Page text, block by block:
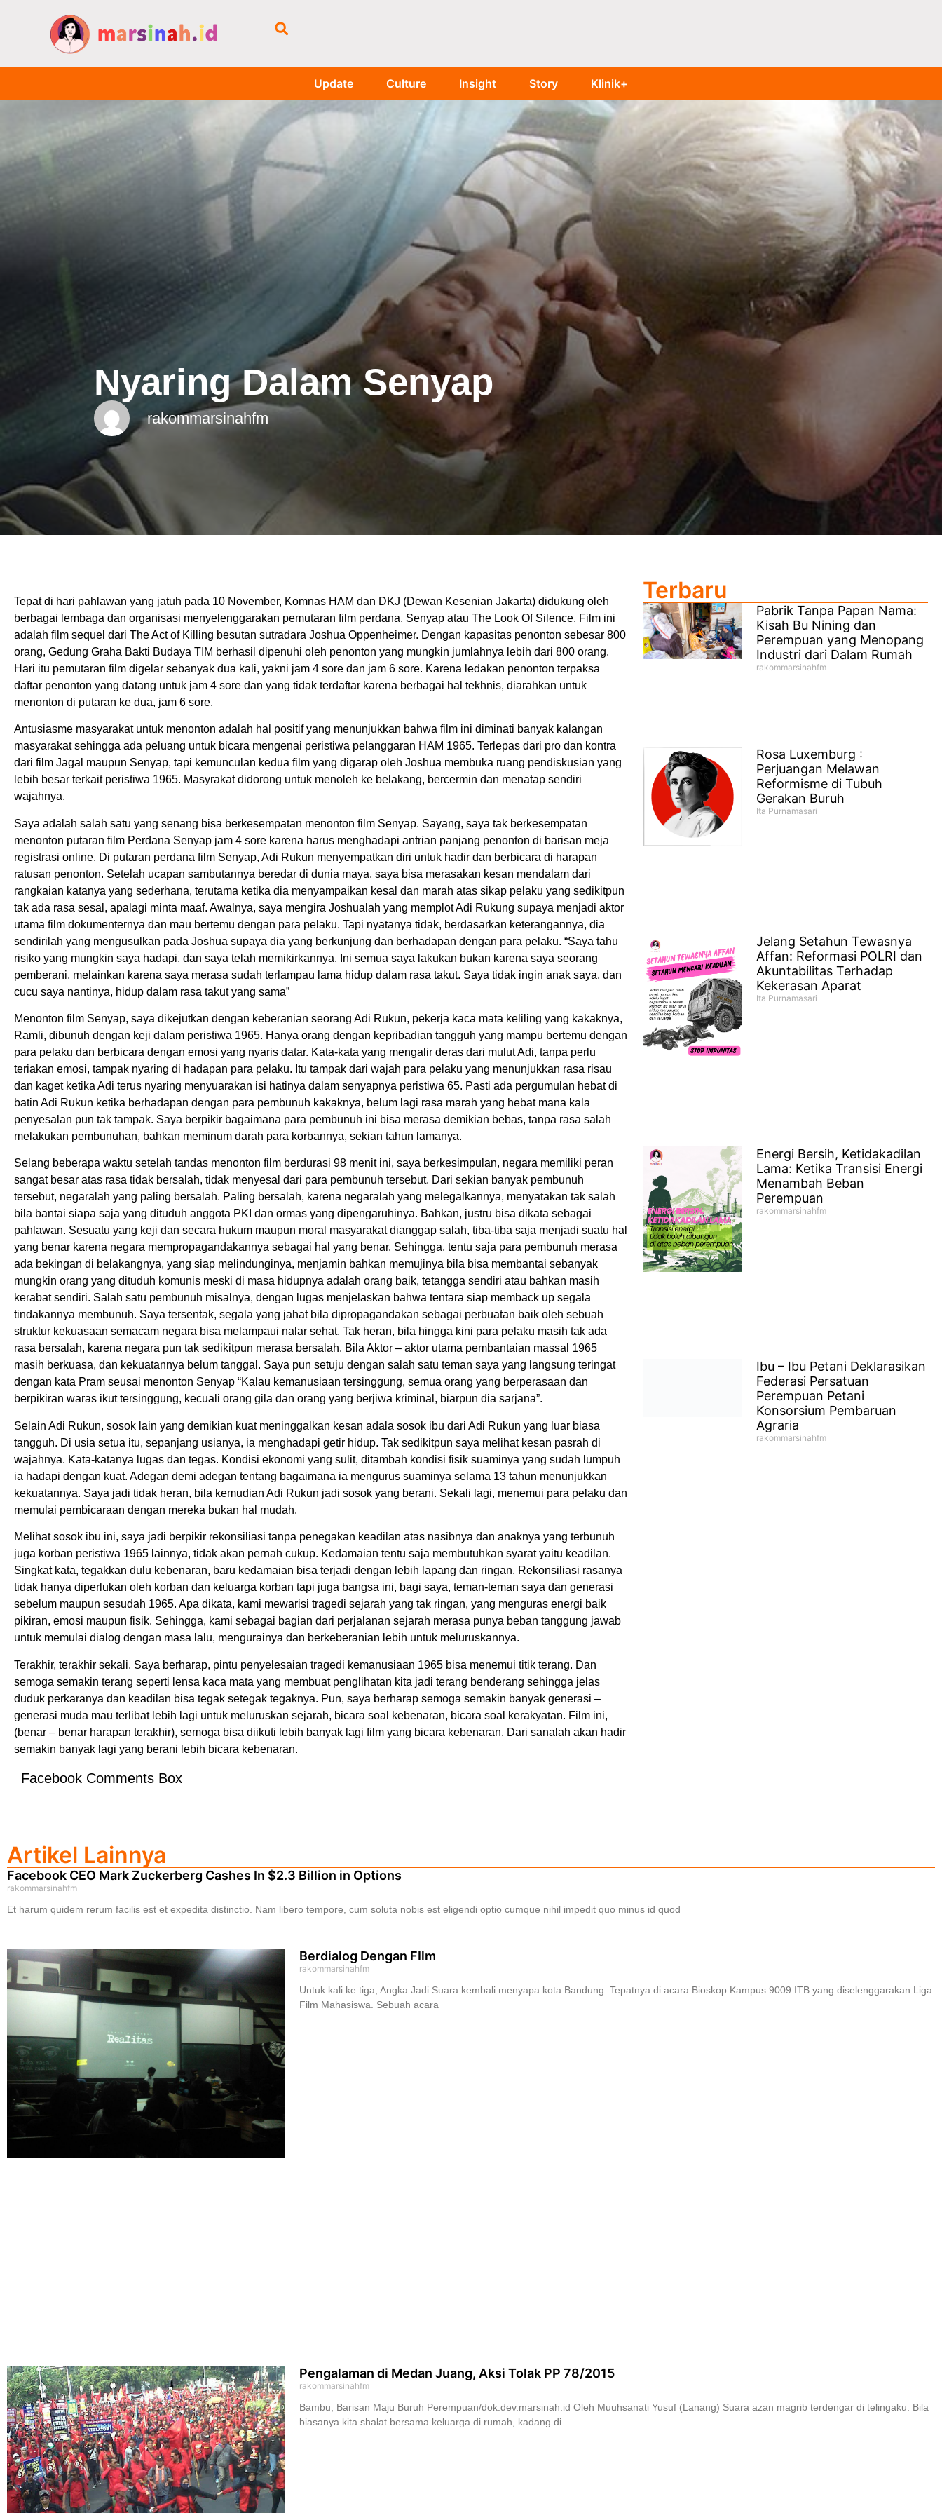
Update Culture Insight Story Klinik+
Nyaring Dalam Senyap
rakommarsinahfm
Tepat di hari pahlawan yang jatuh pada 10 November, Komnas HAM dan DKJ (Dewan Kesenian Jakarta) didukung oleh
berbagai lembaga dan organisasi menyelenggarakan pemutaran film perdana, Senyap atau The Look Of Silence. Film ini
adalah film sequel dari The Act of Killing besutan sutradara Joshua Oppenheimer. Dengan kapasitas penonton sebesar 800
orang, Gedung Graha Bakti Budaya TIM berhasil dipenuhi oleh penonton yang mungkin jumlahnya lebih dari 800 orang.
Hari itu pemutaran film digelar sebanyak dua kali, yakni jam 4 sore dan jam 6 sore. Karena ledakan penonton terpaksa
daftar penonton yang datang untuk jam 4 sore dan yang tidak terdaftar karena berbagai hal tekhnis, diarahkan untuk
menonton di putaran ke dua, jam 6 sore.
Antusiasme masyarakat untuk menonton adalah hal positif yang menunjukkan bahwa film ini diminati banyak kalangan
masyarakat sehingga ada peluang untuk bicara mengenai peristiwa pelanggaran HAM 1965. Terlepas dari pro dan kontra
dari film Jagal maupun Senyap, tapi kemunculan kedua film yang digarap oleh Joshua membuka ruang pendiskusian yang
lebih besar terkait peristiwa 1965. Masyrakat didorong untuk menoleh ke belakang, bercermin dan menatap sendiri
wajahnya.
Saya adalah salah satu yang senang bisa berkesempatan menonton film Senyap. Sayang, saya tak berkesempatan
menonton putaran film Perdana Senyap jam 4 sore karena harus menghadapi antrian panjang penonton di barisan meja
registrasi online. Di putaran perdana film Senyap, Adi Rukun menyempatkan diri untuk hadir dan berbicara di harapan
ratusan penonton. Setelah ucapan sambutannya beredar di dunia maya, saya bisa merasakan kesan mendalam dari
rangkaian katanya yang sederhana, terutama ketika dia menyampaikan kesal dan marah atas sikap pelaku yang sedikitpun
tak ada rasa sesal, apalagi minta maaf. Awalnya, saya mengira Joshualah yang memplot Adi Rukung supaya menjadi aktor
utama film dokumenternya dan mau bertemu dengan para pelaku. Tapi nyatanya tidak, berdasarkan keterangannya, dia
sendirilah yang mengusulkan pada Joshua supaya dia yang berkunjung dan berhadapan dengan para pelaku. “Saya tahu
risiko yang mungkin saya hadapi, dan saya telah memikirkannya. Ini semua saya lakukan bukan karena saya seorang
pemberani, melainkan karena saya merasa sudah terlampau lama hidup dalam rasa takut. Saya tidak ingin anak saya, dan
cucu saya nantinya, hidup dalam rasa takut yang sama”
Menonton film Senyap, saya dikejutkan dengan keberanian seorang Adi Rukun, pekerja kaca mata keliling yang kakaknya,
Ramli, dibunuh dengan keji dalam peristiwa 1965. Hanya orang dengan kepribadian tangguh yang mampu bertemu dengan
para pelaku dan berbicara dengan emosi yang nyaris datar. Kata-kata yang mengalir deras dari mulut Adi, tanpa perlu
teriakan emosi, tampak nyaring di hadapan para pelaku. Itu tampak dari wajah para pelaku yang menunjukkan rasa risau
dan kaget ketika Adi terus nyaring menyuarakan isi hatinya dalam senyapnya peristiwa 65. Pasti ada pergumulan hebat di
batin Adi Rukun ketika berhadapan dengan para pembunuh kakaknya, belum lagi rasa marah yang hebat mana kala
penyesalan pun tak tampak. Saya berpikir bagaimana para pembunuh ini bisa merasa demikian bebas, tanpa rasa salah
melakukan pembunuhan, bahkan meminum darah para korbannya, sekian tahun lamanya.
Selang beberapa waktu setelah tandas menonton film berdurasi 98 menit ini, saya berkesimpulan, negara memiliki peran
sangat besar atas rasa tidak bersalah, tidak menyesal dari para pembunuh tersebut. Dari sekian banyak pembunuh
tersebut, negaralah yang paling bersalah. Paling bersalah, karena negaralah yang melegalkannya, menyatakan tak salah
bila bantai siapa saja yang dituduh anggota PKI dan ormas yang dipengaruhinya. Bahkan, justru bisa dikata sebagai
pahlawan. Sesuatu yang keji dan secara hukum maupun moral masyarakat dianggap salah, tiba-tiba saja menjadi suatu hal
yang benar karena negara mempropagandakannya sebagai hal yang benar. Sehingga, tentu saja para pembunuh merasa
ada bekingan di belakangnya, yang siap melindunginya, menjamin bahkan memujinya bila bisa membantai sebanyak
mungkin orang yang dituduh komunis meski di masa hidupnya adalah orang baik, tetangga sendiri atau bahkan masih
kerabat sendiri. Salah satu pembunuh misalnya, dengan lugas menjelaskan bahwa tentara siap memback up segala
tindakannya membunuh. Saya tersentak, segala yang jahat bila dipropagandakan sebagai perbuatan baik oleh sebuah
struktur kekuasaan semacam negara bisa melampaui nalar sehat. Tak heran, bila hingga kini para pelaku masih tak ada
rasa bersalah, karena negara pun tak sedikitpun merasa bersalah. Bila Aktor – aktor utama pembantaian massal 1965
masih berkuasa, dan kekuatannya belum tanggal. Saya pun setuju dengan salah satu teman saya yang langsung teringat
dengan kata Pram seusai menonton Senyap “Kalau kemanusiaan tersinggung, semua orang yang berperasaan dan
berpikiran waras ikut tersinggung, kecuali orang gila dan orang yang berjiwa kriminal, biarpun dia sarjana”.
Selain Adi Rukun, sosok lain yang demikian kuat meninggalkan kesan adala sosok ibu dari Adi Rukun yang luar biasa
tangguh. Di usia setua itu, sepanjang usianya, ia menghadapi getir hidup. Tak sedikitpun saya melihat kesan pasrah di
wajahnya. Kata-katanya lugas dan tegas. Kondisi ekonomi yang sulit, ditambah kondisi fisik suaminya yang sudah lumpuh
ia hadapi dengan kuat. Adegan demi adegan tentang bagaimana ia mengurus suaminya selama 13 tahun menunjukkan
kekuatannya. Saya jadi tidak heran, bila kemudian Adi Rukun jadi sosok yang berani. Sekali lagi, menemui para pelaku dan
memulai pembicaraan dengan mereka bukan hal mudah.
Melihat sosok ibu ini, saya jadi berpikir rekonsiliasi tanpa penegakan keadilan atas nasibnya dan anaknya yang terbunuh
juga korban peristiwa 1965 lainnya, tidak akan pernah cukup. Kedamaian tentu saja membutuhkan syarat yaitu keadilan.
Singkat kata, tegakkan dulu kebenaran, baru kedamaian bisa terjadi dengan lebih lapang dan ringan. Rekonsiliasi rasanya
tidak hanya diperlukan oleh korban dan keluarga korban tapi juga bangsa ini, bagi saya, teman-teman saya dan generasi
sebelum maupun sesudah 1965. Apa dikata, kami mewarisi tragedi sejarah yang tak ringan, yang menguras energi baik
pikiran, emosi maupun fisik. Sehingga, kami sebagai bagian dari perjalanan sejarah merasa punya beban tanggung jawab
untuk memulai dialog dengan masa lalu, mengurainya dan berkeberanian lebih untuk meluruskannya.
Terakhir, terakhir sekali. Saya berharap, pintu penyelesaian tragedi kemanusiaan 1965 bisa menemui titik terang. Dan
semoga semakin terang seperti lensa kaca mata yang membuat penglihatan kita jadi terang benderang sehingga jelas
duduk perkaranya dan keadilan bisa tegak setegak tegaknya. Pun, saya berharap semoga semakin banyak generasi –
generasi muda mau terlibat lebih lagi untuk meluruskan sejarah, bicara soal kebenaran, bicara soal kerakyatan. Film ini,
(benar – benar harapan terakhir), semoga bisa diikuti lebih banyak lagi film yang bicara kebenaran. Dari sanalah akan hadir
semakin banyak lagi yang berani lebih bicara kebenaran.
Facebook Comments Box
Terbaru
Pabrik Tanpa Papan Nama:
Kisah Bu Nining dan
Perempuan yang Menopang
Industri dari Dalam Rumah
rakommarsinahfm
Rosa Luxemburg :
Perjuangan Melawan
Reformisme di Tubuh
Gerakan Buruh
Ita Purnamasari
Jelang Setahun Tewasnya
Affan: Reformasi POLRI dan
Akuntabilitas Terhadap
Kekerasan Aparat
Ita Purnamasari
Energi Bersih, Ketidakadilan
Lama: Ketika Transisi Energi
Menambah Beban
Perempuan
rakommarsinahfm
Ibu – Ibu Petani Deklarasikan
Federasi Persatuan
Perempuan Petani
Konsorsium Pembaruan
Agraria
rakommarsinahfm
Artikel Lainnya
Facebook CEO Mark Zuckerberg Cashes In $2.3 Billion in Options
rakommarsinahfm
Et harum quidem rerum facilis est et expedita distinctio. Nam libero tempore, cum soluta nobis est eligendi optio cumque nihil impedit quo minus id quod
Berdialog Dengan FIlm
rakommarsinahfm
Untuk kali ke tiga, Angka Jadi Suara kembali menyapa kota Bandung. Tepatnya di acara Bioskop Kampus 9009 ITB yang diselenggarakan Liga
Film Mahasiswa. Sebuah acara
Pengalaman di Medan Juang, Aksi Tolak PP 78/2015
rakommarsinahfm
Bambu, Barisan Maju Buruh Perempuan/dok.dev.marsinah.id Oleh Muuhsanati Yusuf (Lanang) Suara azan magrib terdengar di telingaku. Bila
biasanya kita shalat bersama keluarga di rumah, kadang di